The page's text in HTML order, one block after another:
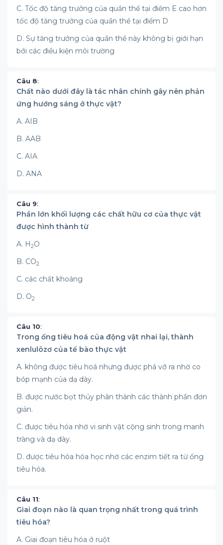
C. Tốc độ tăng trưởng của quần thể tại điểm E cao hơn
tốc độ tăng trưởng của quần thể tại điểm D
D. Sự tăng trưởng của quần thể này không bị giới hạn
bởi các điều kiện môi trường
Câu 8:
Chất nào dưới đây là tác nhân chính gây nên phản
ứng hướng sáng ở thực vật?
A. AIB
B. AAB
C. AIA
D. ANA
Câu 9:
Phần lớn khối lượng các chất hữu cơ của thực vật
được hình thành từ
A. H2O
B. CO2
C. các chất khoáng
D. O2
Câu 10:
Trong ống tiêu hoá của động vật nhai lại, thành
xenlulôzơ của tế bào thực vật
A. không được tiêu hoá nhưng được phá vỡ ra nhờ co
bóp mạnh của dạ dày.
B. được nước bọt thủy phân thành các thành phần đơn
giản.
C. được tiêu hóa nhờ vi sinh vật cộng sinh trong manh
tràng và dạ dày.
D. được tiêu hóa hóa học nhờ các enzim tiết ra từ ống
tiêu hóa.
Câu 11:
Giai đoạn nào là quan trọng nhất trong quá trình
tiêu hóa?
A. Giai đoạn tiêu hóa ở ruột